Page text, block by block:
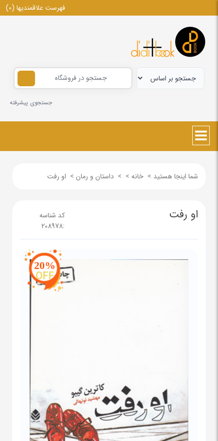
فهرست علاقمندیها (0)
جستجوی پیشرفته
شما اینجا هستید > خانه >
> داستان و رمان > او رفت
او رفت
کد شناسه
:
208978
20%
OFF